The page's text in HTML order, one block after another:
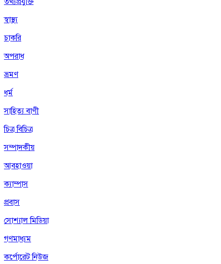
স্বাস্থ্য
চাকরি
অপরাধ
ভ্রমণ
ধর্ম
সাহিত্য বাণী
চিত্র বিচিত্র
সম্পাদকীয়
আবহাওয়া
ক্যাম্পাস
প্রবাস
সোশ্যাল মিডিয়া
গণমাধ্যম
কর্পোরেট নিউজ